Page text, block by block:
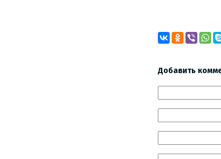
Добавить